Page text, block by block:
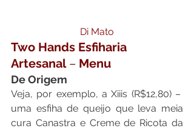
Di Mato
Two Hands Esfiharia
Artesanal – Menu
De Origem
Veja, por exemplo, a Xiiis (R$12,80) –
uma esfiha de queijo que leva meia
cura Canastra e Creme de Ricota da